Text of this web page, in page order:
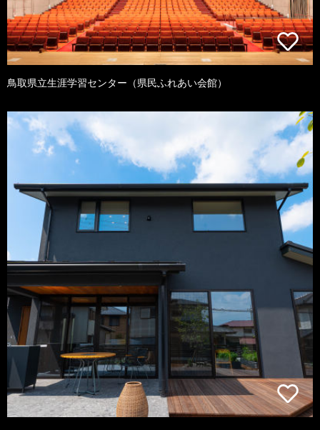
鳥取県立生涯学習センター（県民ふれあい会館）